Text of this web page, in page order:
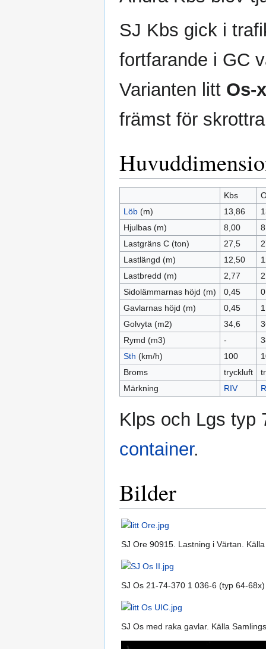
SJ Kbs gick i
fortfarande i GC
Varianten litt Os-x
främst för
Kbs
Löb(m) 13,86
Hjulbas (m)
8,00
Lastgräns C (ton)
27,5
Lastlängd (m)
12,50
Lastbredd (m)
2,77
Sidolämmarnas höjd (m)
0,45
Gavlarnas höjd (m)
0,45
Golvyta (m2)
34,6
Rymd (m3)
-
Sth (km/h) 100
Broms
tryckluft
Märkning
RIV
Klps och Lgs typ
container.
Bilder
SJ Ore 90915. Lastning i Värtan.
SJ Os 21-74-370 1 036-6 (typ 64-
SJ Os med raka gavlar. Källa